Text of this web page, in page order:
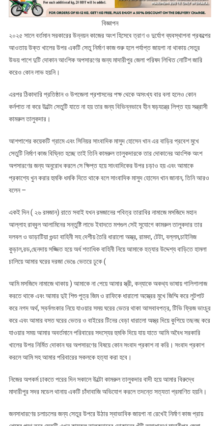
বিজ্ঞাপন
২০২৫ সালে বর্তমান সরকারের উন্নয়ন কাজের অংশ হিসেবে ত্রাণ ও দুর্যোগ ব্যবস্থাপনা প্রকল্পের
আওতায় উক্ত খালের উপর একটি সেতু নির্মাণ কাজ শুরু হলে পর্যাপ্ত জায়গা না থাকায় সেতুর
উভয় পাশে দুটি দোকান আংশিক অপসারণের জন্য মাদারীপুর জেলা পরিষদ লিখিত নোটিশ জারি
করেও কোন লাভ হয়নি।
এরপর ঠিকাদারি প্রতিষ্ঠান ও উপজেলা প্রশাসনের পক্ষ থেকে অসংখ্য বার বলা হলেও কোন
কর্নপাত না করে উল্টো সেতুটি যাতে না হয় তার জন্য বিভিন্নভাবে হীন ষড়যন্ত্রে লিপ্ত হয় সন্ত্রাসী
কামরুল তালুকদার।
আশপাশের কয়েকটি গ্রামে এবং সিনিয়র সাংবাদিক মাসুদ হোসেন খান এর বাড়ির প্রবেশ মুখে
সেতুটি নির্মাণ কাজ বিঘ্নিত হচ্ছে তাই তিনি কামরুল তালুকদারকে তার দোকানের আংশিক অংশ
অপসারণের জন্য অনুরোধ করলে সে ক্ষিপ্ত হয়ে সাংবাদিকের উপর চড়াও হয় এবং আমাকে
প্রকাশ্যে খুন করার হুমকি ধমকি দিতে থাকে বলে সাংবাদিক মাসুদ হোসেন খান জানান, তিনি আরও
বলেন –
একই দিন ( ২৬ রমজান) রাতে সবাই যখন রমজানের পবিত্র তারাবির নামাজে মসজিদে মহান
আল্লাহ রাব্বুল আলামিনের সন্তুষ্টি লাভে ইবাদতে মশগুল সেই সুযোগে কামরুল তালুকদার তার
দলবল ও ভাড়াটিয়া গুন্ডা বাহিনী সহ দেশীয় তৈরি ধারালো অস্ত্র, রামদা, টেটা, বল্লম,চাইনিজ
কুড়াল,রড,ছেনদায় সজ্জিত হয়ে অর্ধ শতাধিক বাহিনী নিয়ে আমাকে হত্যার উদ্দেশ্য বাড়িতে হামলা
চালিয়ে আমার ঘরের দরজা ভেঙে ভেতরে ঢুকে (
আমি মসজিদে নামাজে থাকায় ) আমাকে না পেয়ে আমার স্ত্রী, কন্যাকে অকথ্য ভাষায় গালিগালাজ
করতে থাকে এবং আমার দুই শিশু পুত্র জিম ও রাফিকে ধারালো অস্ত্রের মুখে জিম্মি করে লুটপাট
করে নগদ অর্থ, স্বর্নলংকার নিয়ে যাওয়ার সময় ঘরের ভেতর থাকা আসবাবপত্র, টিভি ফ্রিজ ভাংচুর
করে এবং আমার বসত ঘরের ভেতর ও বাইরের টিনের বেড়া ধারালো অস্ত্র দিয়ে কুপিয়ে তছনছ করে
যাওয়ার সময় আমার অবর্তমানে পরিবারের সদস্যের হুমকি দিয়ে যায় যাতে আমি অবৈধ সরকারি
খালের উপর নির্মিত দোকান ঘর অপসারণের বিষয়ে কোন সংবাদ প্রকাশ না করি। সংবাদ প্রকাশ
করলে আমি সহ আমার পরিবারের সকলকে হত্যা করা হবে।
নিজের অপকর্ম ঢাকতে পরের দিন সকালে উল্টো কামরুল তালুকদার বাদী হয়ে আমার বিরুদ্ধে
মাদারীপুর সদর মডেল থানায় একটি চাঁদাবাজি অভিযোগ করলে তদন্তে সত্যতা প্রমাণিত হয়নি।
জনসাধারণের চলাচলের জন্য সেতুর উপরে উঠার স্বাভাবিক জায়গা না রেখেই নির্মাণ কাজ প্রায়